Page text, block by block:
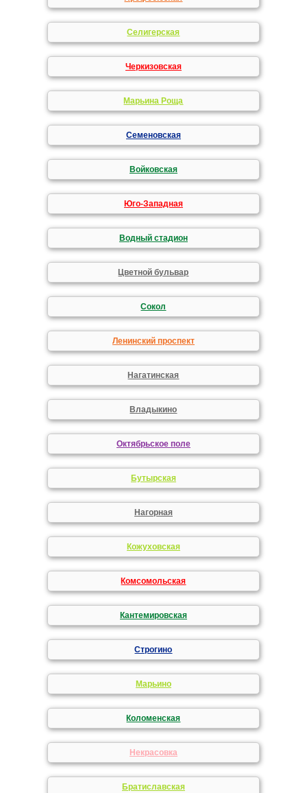
Селигерская
Черкизовская
Марьина Роща
Семеновская
Войковская
Юго-Западная
Водный стадион
Цветной бульвар
Сокол
Ленинский проспект
Нагатинская
Владыкино
Октябрьское поле
Бутырская
Нагорная
Кожуховская
Комсомольская
Кантемировская
Строгино
Марьино
Коломенская
Некрасовка
Братиславская